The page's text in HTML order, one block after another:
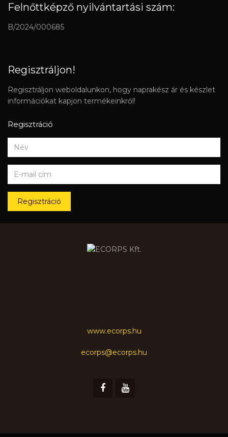
Felnőttképző nyilvántartási szám:
B/2024/000685
Regisztráljon!
Regisztráljon weboldalunkon, hogy naprakész ár és készlet
információkat kapjon termékeinkről!
Regisztráció
Regisztráció
www.ecorps.hu
ecorps@ecorps.hu